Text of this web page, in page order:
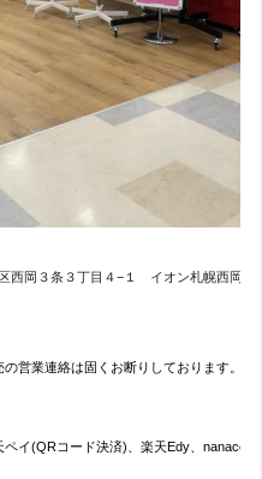
西岡３条３丁目４−１ イオン札幌西岡店
営業連絡は固くお断りしております。
イ(QRコード決済)、楽天Edy、nanaco